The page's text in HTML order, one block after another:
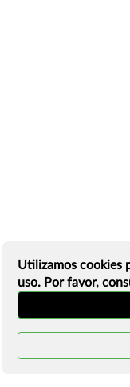
Utilizamos cookies
uso. Por favor,